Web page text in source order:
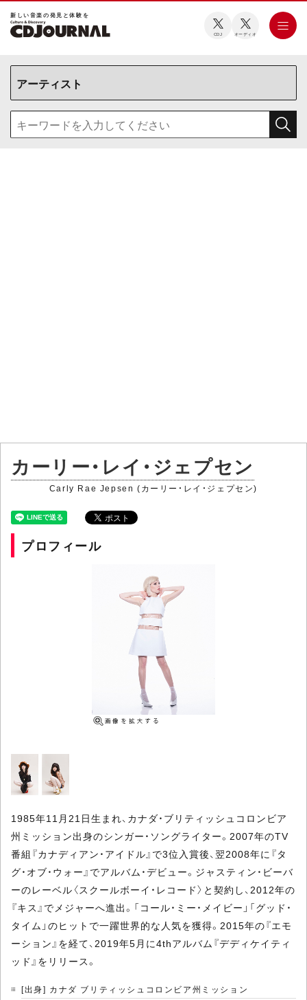
新しい⾳楽の発⾒と体験を
CDJ オーディオ
カーリー・レイ・ジェプセン
Carly Rae Jepsen (カーリー・レイ・ジェプセン)
プロフィール
1985年11月21日生まれ、カナダ・ブリティッシュコロンビア
州ミッション出身のシンガー・ソングライター。2007年のTV
番組『カナディアン・アイドル』で3位入賞後、翌2008年に『タ
グ・オブ・ウォー』でアルバム・デビュー。ジャスティン・ビーバ
ーのレーベル〈スクールボーイ・レコード〉と契約し、2012年の
『キス』でメジャーへ進出。「コール・ミー・メイビー」「グッド・
タイム」のヒットで一躍世界的な人気を獲得。2015年の『エモ
ーション』を経て、2019年5月に4thアルバム『デディケイティ
ッド』をリリース。
[出身] カナダ ブリティッシュコロンビア州ミッション